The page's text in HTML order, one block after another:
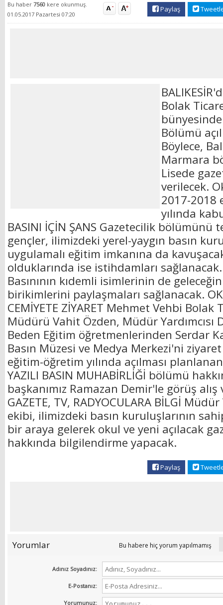
Bu haber 7560 kere okunmuş.
01.05.2017 Pazartesi 07:20
Paylaş
Bolak
bünyesinde
Bölümü
Böylece,
Marmara
Lisede
verilecek.
2017-2018
yılında
BASINI İÇİN ŞANS Gazetecilik bölümünü
gençler, ilimizdeki yerel-yaygın basın
uygulamalı eğitim imkanına da
olduklarında ise istihdamları
Basınının kıdemli isimlerinin de
birikimlerini paylaşmaları sağlanacak.
CEMİYETE ZİYARET Mehmet Vehbi
Müdürü Vahit Özden, Müdür Yardımcısı
Beden Eğitim öğretmenlerinden Serdar
Basın Müzesi ve Medya Merkezi'ni
eğitim-öğretim yılında açılması planlanan
YAZILI BASIN MUHABİRLİĞİ bölümü
başkanımız Ramazan Demir'le görüş
GAZETE, TV, RADYOCULARA BİLGİ
ekibi, ilimizdeki basın kuruluşlarının
bir araya gelerek okul ve yeni açılacak
hakkında bilgilendirme yapacak.
Paylaş
Yorumlar Bu habere hiç yorum yapılmamış
Adınız Soyadınız:
E-Postanız:
Yorumunuz: